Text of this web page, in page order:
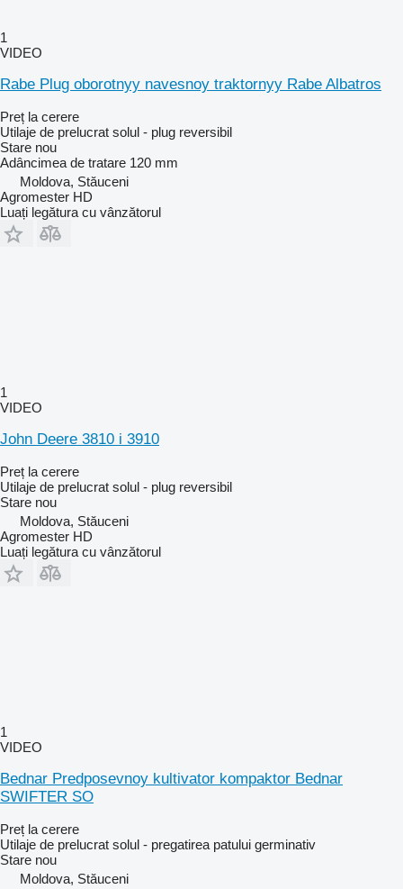
1
VIDEO
Rabe Plug oborotnyy navesnoy traktornyy Rabe Albatros
Preț la cerere
Utilaje de prelucrat solul - plug reversibil
Stare nou
Adâncimea de tratare 120 mm
Moldova, Stăuceni
Agromester HD
Luați legătura cu vânzătorul
1
VIDEO
John Deere 3810 i 3910
Preț la cerere
Utilaje de prelucrat solul - plug reversibil
Stare nou
Moldova, Stăuceni
Agromester HD
Luați legătura cu vânzătorul
1
VIDEO
Bednar Predposevnoy kultivator kompaktor Bednar
SWIFTER SO
Preț la cerere
Utilaje de prelucrat solul - pregatirea patului germinativ
Stare nou
Moldova, Stăuceni